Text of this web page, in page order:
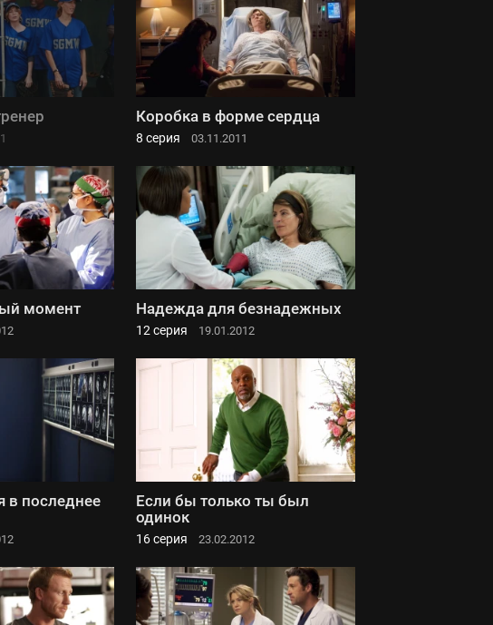
Коробка в форме сердца
8 серия 03.11.2011
момент Надежда для безнадежных
12 серия 19.01.2012
в последнее
Если бы только ты был
одинок
16 серия 23.02.2012